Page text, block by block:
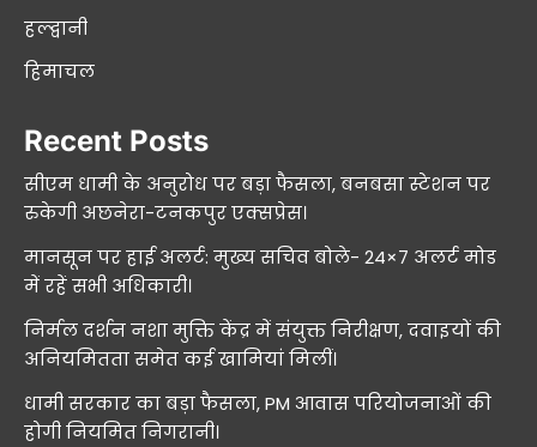
हल्द्वानी
हिमाचल
Recent Posts
सीएम धामी के अनुरोध पर बड़ा फैसला, बनबसा स्टेशन पर
रुकेगी अछनेरा-टनकपुर एक्सप्रेस।
मानसून पर हाई अलर्ट: मुख्य सचिव बोले- 24×7 अलर्ट मोड
में रहें सभी अधिकारी।
निर्मल दर्शन नशा मुक्ति केंद्र में संयुक्त निरीक्षण, दवाइयों की
अनियमितता समेत कई खामियां मिलीं।
धामी सरकार का बड़ा फैसला, PM आवास परियोजनाओं की
होगी नियमित निगरानी।